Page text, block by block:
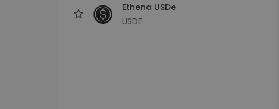
Ethena USDe
USDE